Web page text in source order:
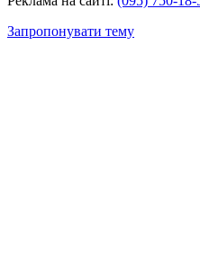
Запропонувати тему